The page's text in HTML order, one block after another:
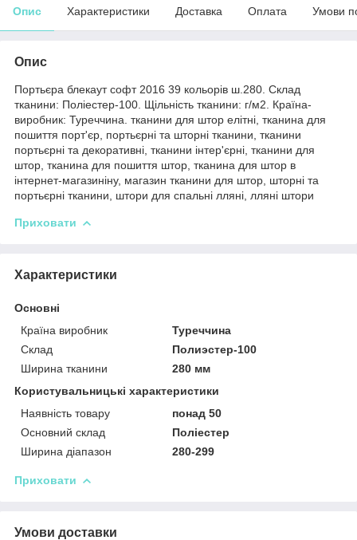
Опис Характеристики Доставка Оплата Умови
Опис
Портьєра блекаут софт 2016 39 кольорів ш.280. Склад
тканини: Поліестер-100. Щільність тканини: г/м2. Країна-
виробник: Туреччина. тканини для штор елітні, тканина для
пошиття порт'єр, портьєрні та шторні тканини, тканини
портьєрні та декоративні, тканини інтер'єрні, тканини для
штор, тканина для пошиття штор, тканина для штор в
інтернет-магазиніну, магазин тканини для штор, шторні та
портьєрні тканини, штори для спальні лляні, лляні штори
Приховати
Характеристики
Основні
Країна виробник
Туреччина
Склад
Полиэстер-100
Ширина тканини
280 мм
Користувальницькі характеристики
Наявність товару
понад 50
Основний склад
Поліестер
Ширина діапазон
280-299
Приховати
Умови доставки